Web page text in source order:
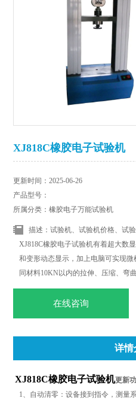
XJ818C橡胶电子试验机
更新时间：2025-06-26
产品型号：
所属分类：橡胶电子万能试验机
描述：试验机、试验机价格、试
XJ818C橡胶电子试验机有着超大数
和变形动态显示，加上电脑可实现
同材料10KN以内的拉伸、压缩、弯
疲劳等多项力学试验.可根据标准
行试验和提供数据.
在线咨询
详情
XJ818C橡胶电子试验机更新
1、自动清零：设备接到指令，测量